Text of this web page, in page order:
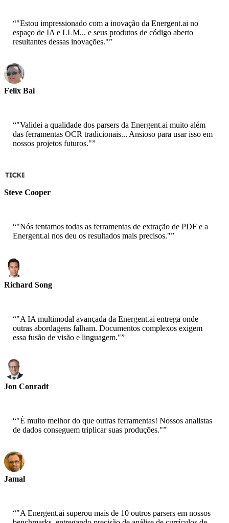
“"Estou impressionado com a inovação da Energent.ai no
espaço de IA e LLM... e seus produtos de código aberto
resultantes dessas inovações."”
Felix Bai
“"Validei a qualidade dos parsers da Energent.ai muito além
das ferramentas OCR tradicionais... Ansioso para usar isso em
nossos projetos futuros."”
Steve Cooper
“"Nós tentamos todas as ferramentas de extração de PDF e a
Energent.ai nos deu os resultados mais precisos."”
Richard Song
“"A IA multimodal avançada da Energent.ai entrega onde
outras abordagens falham. Documentos complexos exigem
essa fusão de visão e linguagem."”
Jon Conradt
“"É muito melhor do que outras ferramentas! Nossos analistas
de dados conseguem triplicar suas produções."”
Jamal
“"A Energent.ai superou mais de 10 outros parsers em nossos